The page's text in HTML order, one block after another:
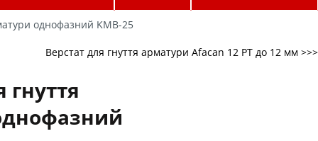
однофазний KMB-25
Верстат для гнуття арматури Afacan 12 РТ до 12 мм >>>
гнуття